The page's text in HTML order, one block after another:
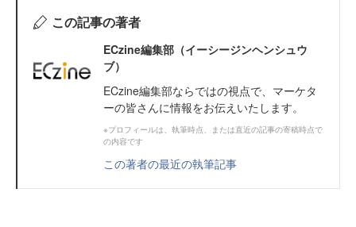
この記事の著者
ECzine編集部（イーシージンヘンシュウ
ブ）
ECzine編集部ならではの視点で、マーケタ
ーの皆さんに情報をお伝えいたします。
※プロフィールは、執筆時点、または直近の記事の寄稿時点で
の内容です
この著者の最近の執筆記事